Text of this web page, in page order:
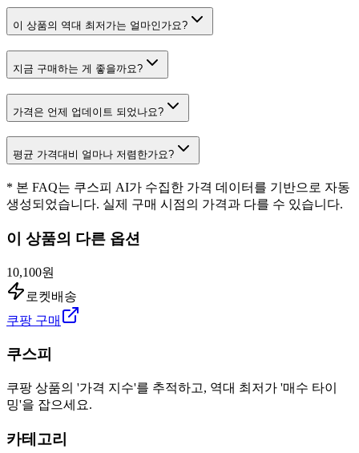
이 상품의 역대 최저가는 얼마인가요?
지금 구매하는 게 좋을까요?
가격은 언제 업데이트 되었나요?
평균 가격대비 얼마나 저렴한가요?
* 본 FAQ는 쿠스피 AI가 수집한 가격 데이터를 기반으로 자동
생성되었습니다. 실제 구매 시점의 가격과 다를 수 있습니다.
이 상품의 다른 옵션
10,100원
로켓배송
쿠팡 구매
쿠스피
쿠팡 상품의 '가격 지수'를 추적하고, 역대 최저가 '매수 타이
밍'을 잡으세요.
카테고리